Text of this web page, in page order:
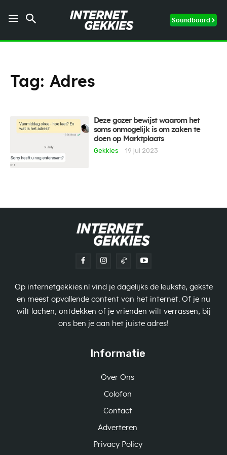
Soundboard
Tag: Adres
Deze gozer bewijst waarom het
soms onmogelijk is om zaken te
doen op Marktplaats
Gekkies
19 jul 2023
Op internetgekkies.nl vind je dagelijks de leukste, gekste
en meest opvallende content van het internet. Of je nu
wilt lachen, ontdekken of je vrienden wilt verrassen, bij
ons ben je aan het juiste adres!
Informatie
Over Ons
Colofon
Contact
Adverteren
Privacy Policy